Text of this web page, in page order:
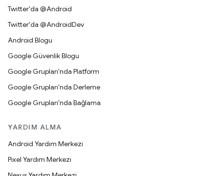
Twitter'da @Android
Twitter'da @AndroidDev
Android Blogu
Google Güvenlik Blogu
Google Grupları'nda Platform
Google Grupları'nda Derleme
Google Grupları'nda Bağlama
YARDIM ALMA
Android Yardım Merkezi
Pixel Yardım Merkezi